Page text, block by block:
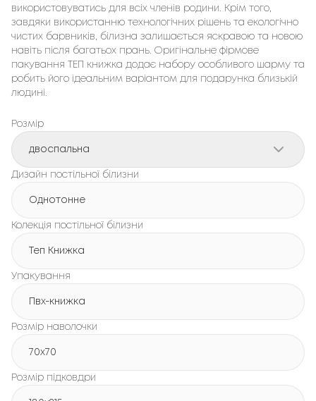
використовуватись для всіх членів родини. Крім того,
завдяки використанню технологічних рішень та екологічно
чистих барвників, білизна залишається яскравою та новою
навіть після багатьох прань. Оригінальне фірмове
пакування ТЕП книжка додає набору особливого шарму та
робить його ідеальним варіантом для подарунка близькій
людині.
Розмір
двоспальна
Дизайн постільної білизни
Однотонне
Колекція постільної білизни
Теп Книжка
Упакування
Пвх-книжка
Розмір наволочки
70x70
Розмір підковдри